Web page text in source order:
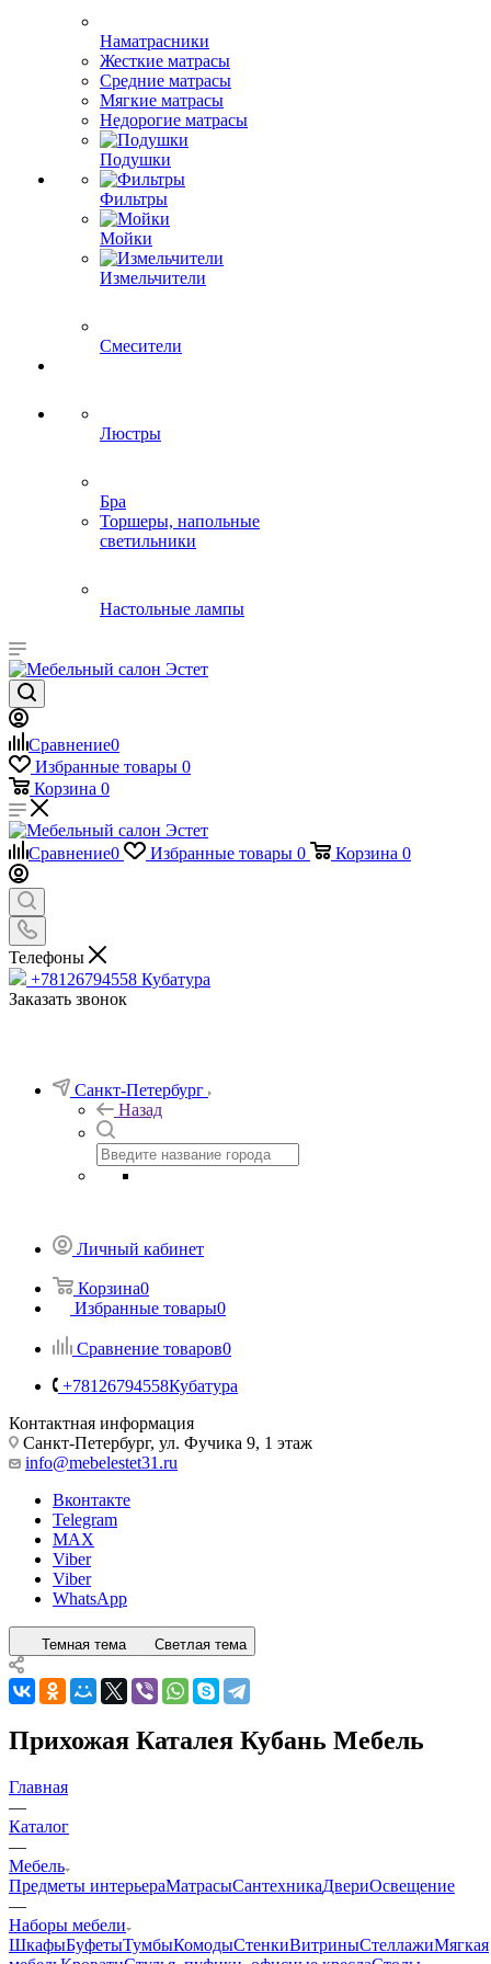
Наматрасники
Жесткие матрасы
Средние матрасы
Мягкие матрасы
Недорогие матрасы
Подушки
Фильтры
Мойки
Измельчители
Смесители
Люстры
Бра
Торшеры, напольные
светильники
Настольные лампы
Сравнение0
Избранные товары 0
Корзина 0
Сравнение0 Избранные товары 0 Корзина 0
Телефоны
+78126794558 Кубатура
Заказать звонок
Санкт-Петербург
Назад
Личный кабинет
Корзина0
Избранные товары0
Сравнение товаров0
+78126794558Кубатура
Контактная информация
Санкт-Петербург, ул. Фучика 9, 1 этаж
info@mebelestet31.ru
Вконтакте
Telegram
MAX
Viber
Viber
WhatsApp
Темная тема Светлая тема
Прихожая Каталея Кубань Мебель
Главная
—
Каталог
—
Мебель
Предметы интерьераМатрасыСантехникаДвериОсвещение
—
Наборы мебели
ШкафыБуфетыТумбыКомодыСтенкиВитриныСтеллажиМягкая